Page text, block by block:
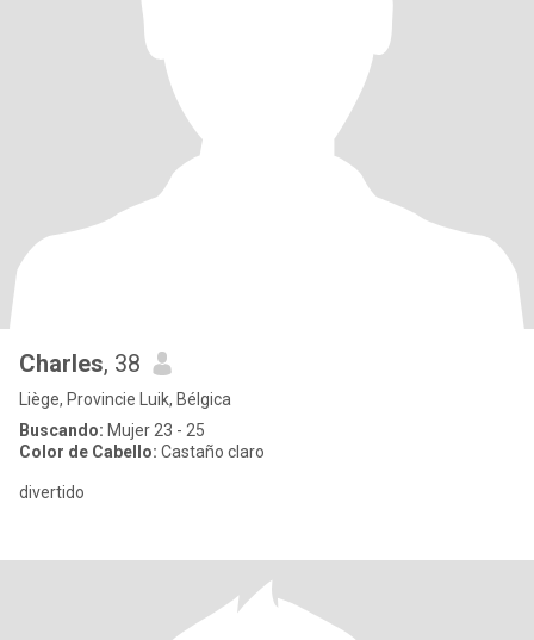
Charles, 38
Liège, Provincie Luik, Bélgica
Buscando: Mujer 23 - 25
Color de Cabello: Castaño claro
divertido